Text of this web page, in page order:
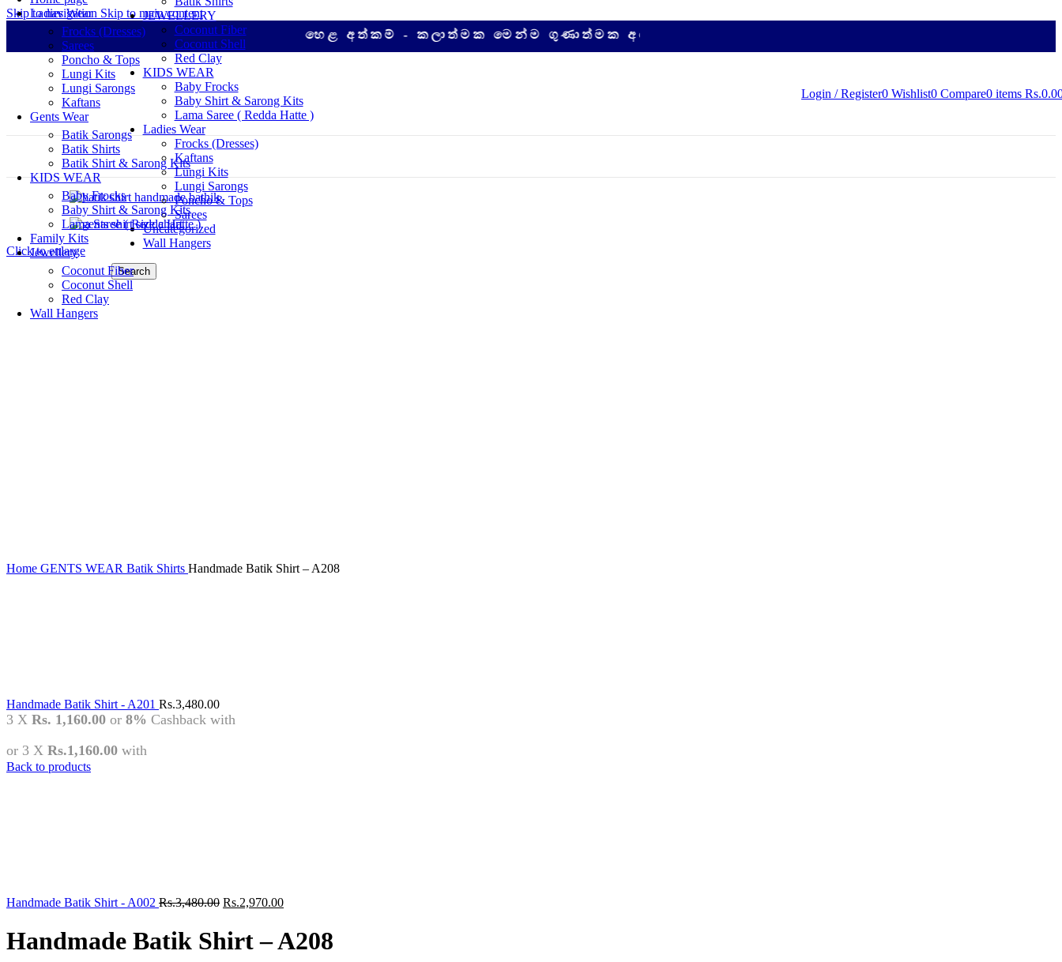
Skip to navigation Skip to main content
හෙළ අත්කම් - කලාත්මක මෙන්ම ගුණාත්මක අපේම දේශීය නිෂ්පාදනවල සයිබර් ආගමනය
JEWELLERY
Coconut Fiber
Coconut Shell
Red Clay
KIDS WEAR
Baby Frocks
Baby Shirt & Sarong Kits
Lama Saree ( Redda Hatte )
Ladies Wear
Frocks (Dresses)
Kaftans
Lungi Kits
Lungi Sarongs
Poncho & Tops
Sarees
Uncategorized
Wall Hangers
Search
Login / Register0 Wishlist0 Compare0 items Rs.
Ladies Wear
Frocks (Dresses)
Sarees
Poncho & Tops
Lungi Kits
Lungi Sarongs
Kaftans
Gents Wear
Batik Sarongs
Batik Shirts
Batik Shirt & Sarong Kits
KIDS WEAR
Baby Frocks
Baby Shirt & Sarong Kits
Lama Saree ( Redda Hatte )
Family Kits
Jewellery
Coconut Fiber
Coconut Shell
Red Clay
Wall Hangers
Click to enlarge
Home GENTS WEAR Batik Shirts Handmade Batik Shirt – A208
Handmade Batik Shirt - A201 Rs.3,480.00
3 X Rs. 1,160.00 or 8% Cashback with
or 3 X Rs.1,160.00 with
Back to products
Handmade Batik Shirt - A002 Rs.3,480.00 Original
was:
Rs.3,480.00.
Rs.2,970.00Current
is:
Rs.2,970.00.
Handmade Batik Shirt – A208